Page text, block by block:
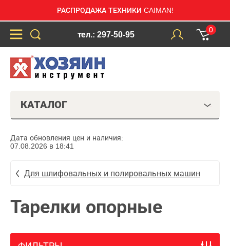
РАСПРОДАЖА ТЕХНИКИ CAIMAN!
тел.: 297-50-95
0
КАТАЛОГ
Дата обновления цен и наличия:
07.08.2026 в 18:41
Для шлифовальных и полировальных машин
Тарелки опорные